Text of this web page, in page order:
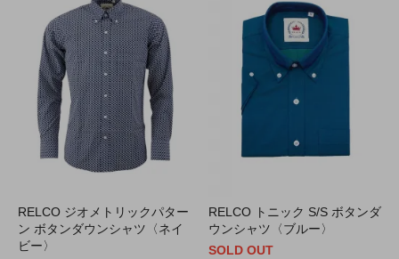
RELCO ジオメトリックパター
ン ボタンダウンシャツ〈ネイ
ビー〉
RELCO トニック S/S ボタンダ
ウンシャツ〈ブルー〉
SOLD OUT